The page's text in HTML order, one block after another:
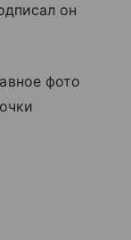
он
фото